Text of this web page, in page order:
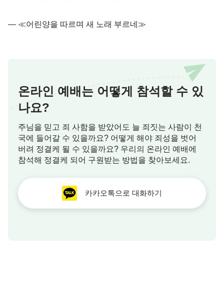
― ≪어린양을 따르며 새 노래 부르네≫
온라인 예배는 어떻게 참석할 수 있
나요?
주님을 믿고 죄 사함을 받았어도 늘 죄짓는 사람이 천
국에 들어갈 수 있을까요? 어떻게 해야 죄성을 벗어
버려 정결케 될 수 있을까요? 우리의 온라인 예배에
참석해 정결케 되어 구원받는 방법을 찾아보세요.
카카오톡으로 대화하기